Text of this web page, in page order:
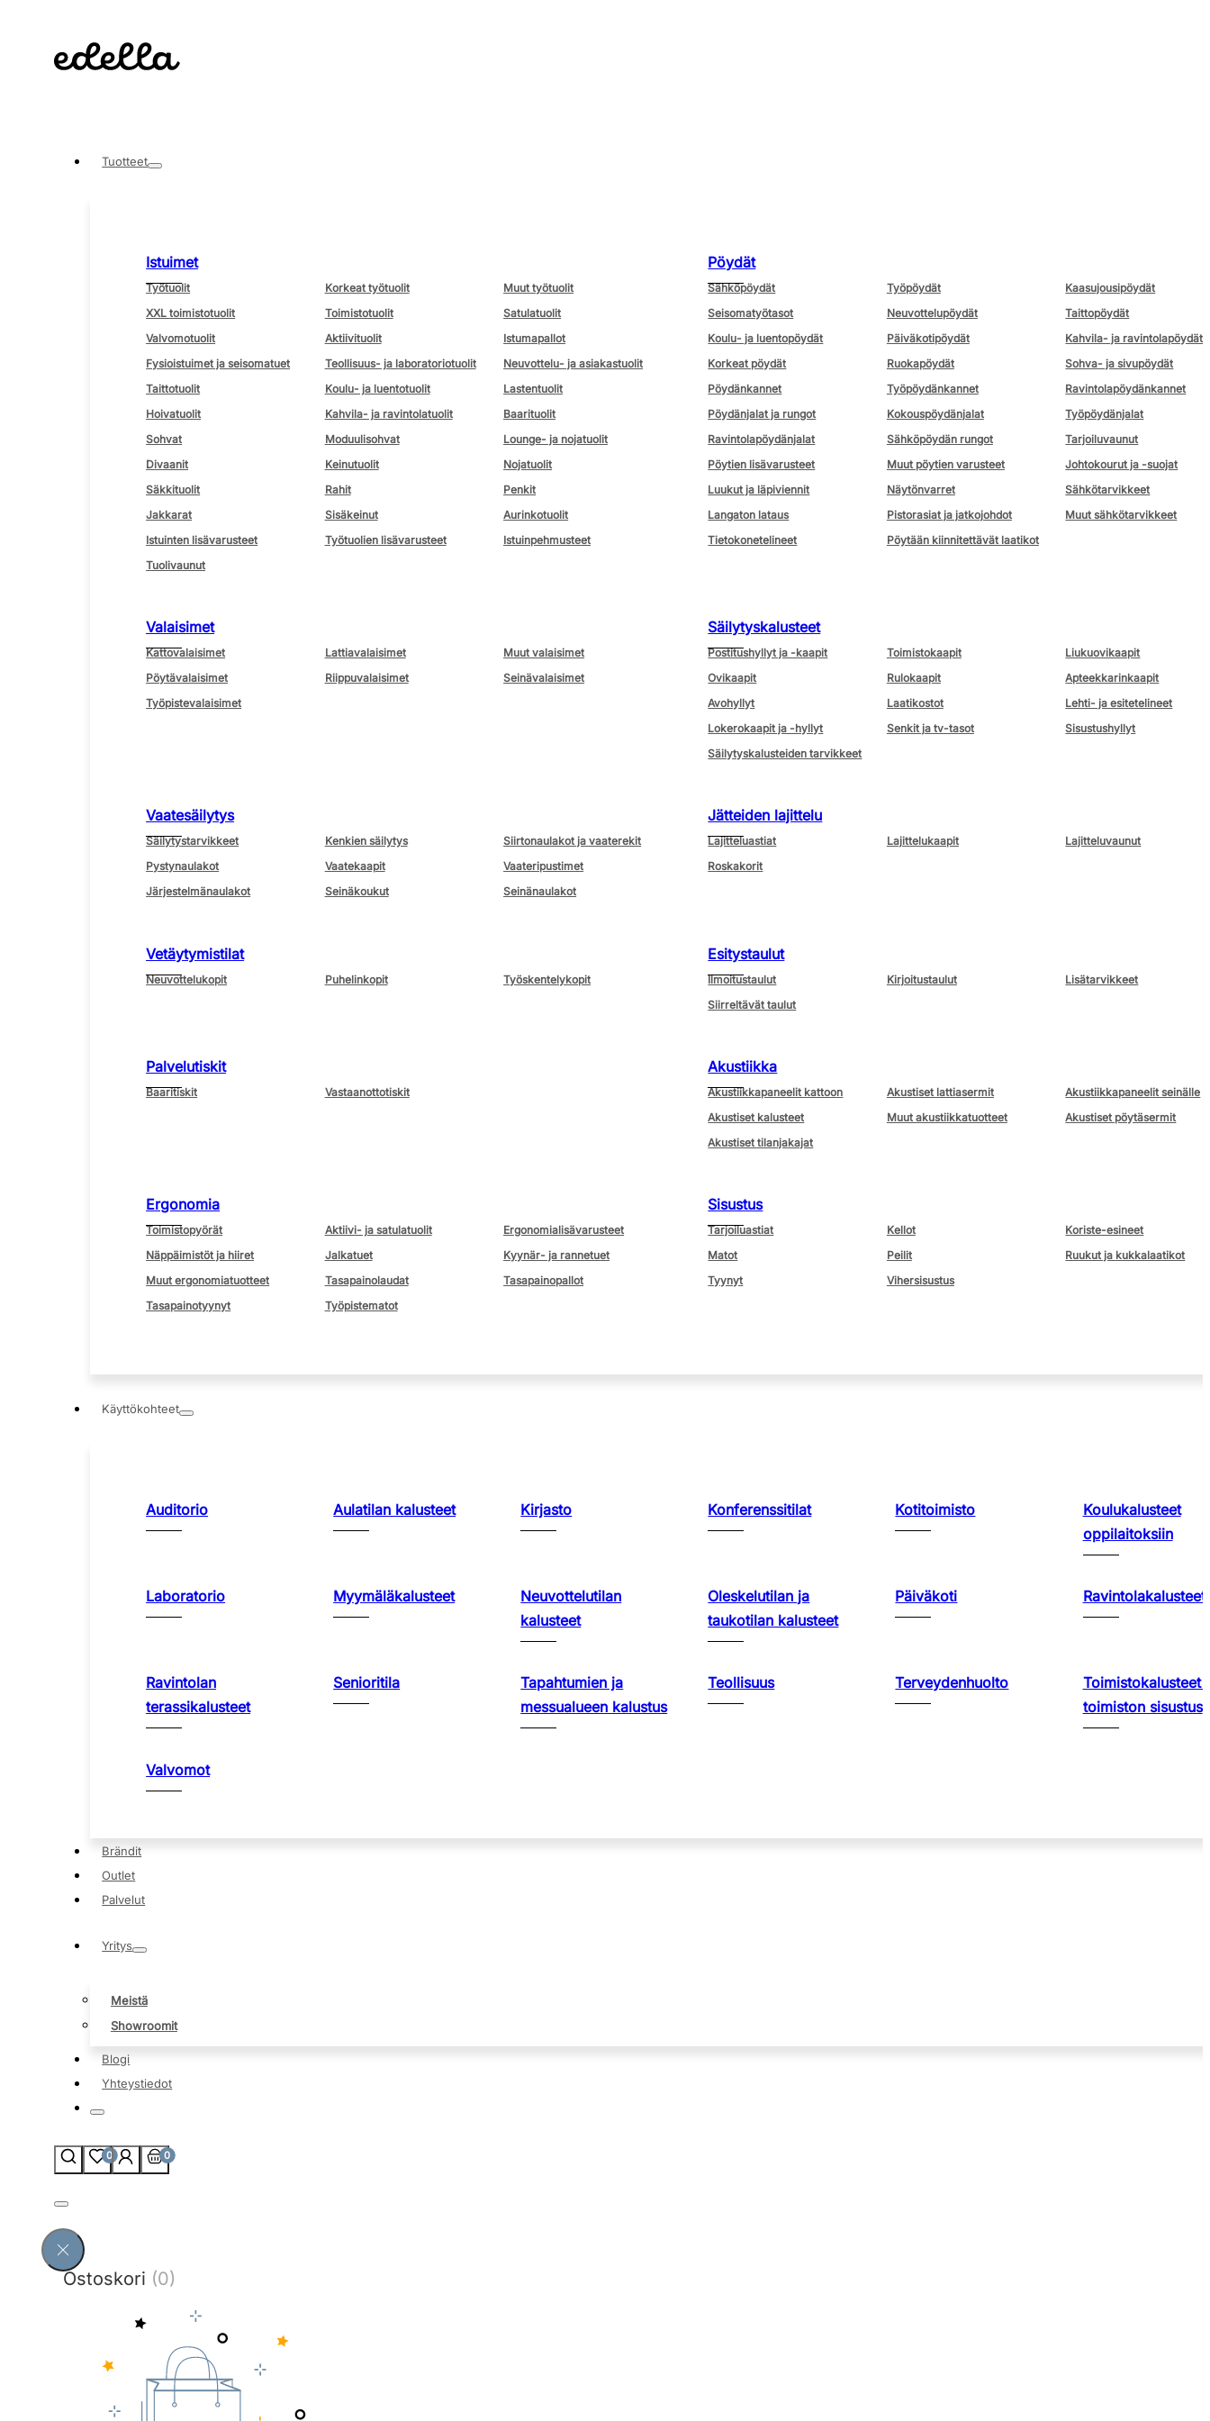
Tuotteet
Istuimet
Työtuolit Korkeat työtuolit
Muut työtuolit
XXL toimistotuolit
Toimistotuolit
Satulatuolit
Valvomotuolit
Aktiivituolit
Istumapallot
Fysioistuimet ja seisomatuet
Teollisuus- ja laboratoriotuolit
Neuvottelu- ja asiakastuolit
Taittotuolit
Koulu- ja luentotuolit
Lastentuolit
Hoivatuolit
Kahvila- ja ravintolatuolit
Baarituolit
Sohvat
Moduulisohvat
Lounge- ja nojatuolit
Divaanit
Keinutuolit
Nojatuolit
Säkkituolit
Rahit
Penkit
Jakkarat
Sisäkeinut
Aurinkotuolit
Istuinten lisävarusteet
Työtuolien lisävarusteet
Istuinpehmusteet
Tuolivaunut
Pöydät
Sähköpöydät Työpöydät
Kaasujousipöydät
Seisomatyötasot
Neuvottelupöydät
Taittopöydät
Koulu- ja luentopöydät
Päiväkotipöydät
Kahvila- ja ravintolapöydät
Korkeat pöydät
Ruokapöydät
Sohva- ja sivupöydät
Pöydänkannet
Työpöydänkannet
Ravintolapöydänkannet
Pöydänjalat ja rungot
Kokouspöydänjalat
Työpöydänjalat
Ravintolapöydänjalat
Sähköpöydän rungot
Tarjoiluvaunut
Pöytien lisävarusteet
Muut pöytien varusteet
Johtokourut ja -suojat
Luukut ja läpiviennit
Näytönvarret
Sähkötarvikkeet
Langaton lataus
Pistorasiat ja jatkojohdot
Muut sähkötarvikkeet
Tietokonetelineet
Pöytään kiinnitettävät laatikot
Valaisimet
Kattovalaisimet Lattiavalaisimet
Muut valaisimet
Pöytävalaisimet
Riippuvalaisimet
Seinävalaisimet
Työpistevalaisimet
Säilytyskalusteet
Postitushyllyt ja -kaapit Toimistokaapit
Liukuovikaapit
Ovikaapit
Rulokaapit
Apteekkarinkaapit
Avohyllyt
Laatikostot
Lehti- ja esitetelineet
Lokerokaapit ja -hyllyt
Senkit ja tv-tasot
Sisustushyllyt
Säilytyskalusteiden tarvikkeet
Vaatesäilytys
Säilytystarvikkeet Kenkien säilytys
Siirtonaulakot ja vaaterekit
Pystynaulakot
Vaatekaapit
Vaateripustimet
Järjestelmänaulakot
Seinäkoukut Seinänaulakot
Jätteiden lajittelu
Lajitteluastiat Lajittelukaapit
Lajitteluvaunut
Roskakorit
Vetäytymistilat
Neuvottelukopit Puhelinkopit Työskentelykopit
Esitystaulut
Ilmoitustaulut Kirjoitustaulut
Lisätarvikkeet
Siirreltävät taulut
Palvelutiskit
Baaritiskit Vastaanottotiskit
Akustiikka
Akustiikkapaneelit kattoon Akustiset lattiasermit
Akustiikkapaneelit seinälle
Akustiset kalusteet
Muut akustiikkatuotteet
Akustiset pöytäsermit
Akustiset tilanjakajat
Ergonomia
Toimistopyörät Aktiivi- ja satulatuolit
Ergonomialisävarusteet
Näppäimistöt ja hiiret
Jalkatuet
Kyynär- ja rannetuet
Muut ergonomiatuotteet
Tasapainolaudat
Tasapainopallot
Tasapainotyynyt
Työpistematot
Sisustus
Tarjoiluastiat Kellot
Koriste-esineet
Matot
Peilit
Ruukut ja kukkalaatikot
Tyynyt
Vihersisustus
Käyttökohteet
Auditorio Aulatilan kalusteet Kirjasto Konferenssitilat Kotitoimisto
Koulukalusteet
oppilaitoksiin
Laboratorio Myymäläkalusteet
Neuvottelutilan
kalusteet
Oleskelutilan ja
taukotilan kalusteet
Päiväkoti Ravintolakalusteet
Ravintolan
terassikalusteet
Senioritila
Tapahtumien ja
messualueen kalustus
Teollisuus Terveydenhuolto
Toimistokalusteet
toimiston sisustus
Valvomot
Brändit
Outlet
Palvelut
Yritys
Meistä
Showroomit
Blogi
Yhteystiedot
0 0
Ostoskori (0)